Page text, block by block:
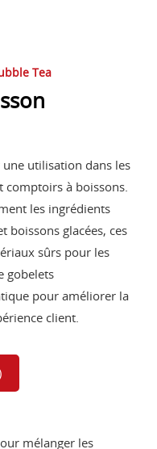
Tea
utilisation dans les
comptoirs à boissons.
les ingrédients
boissons glacées, ces
sûrs pour les
gobelets
pour améliorer la
client.
mélanger les